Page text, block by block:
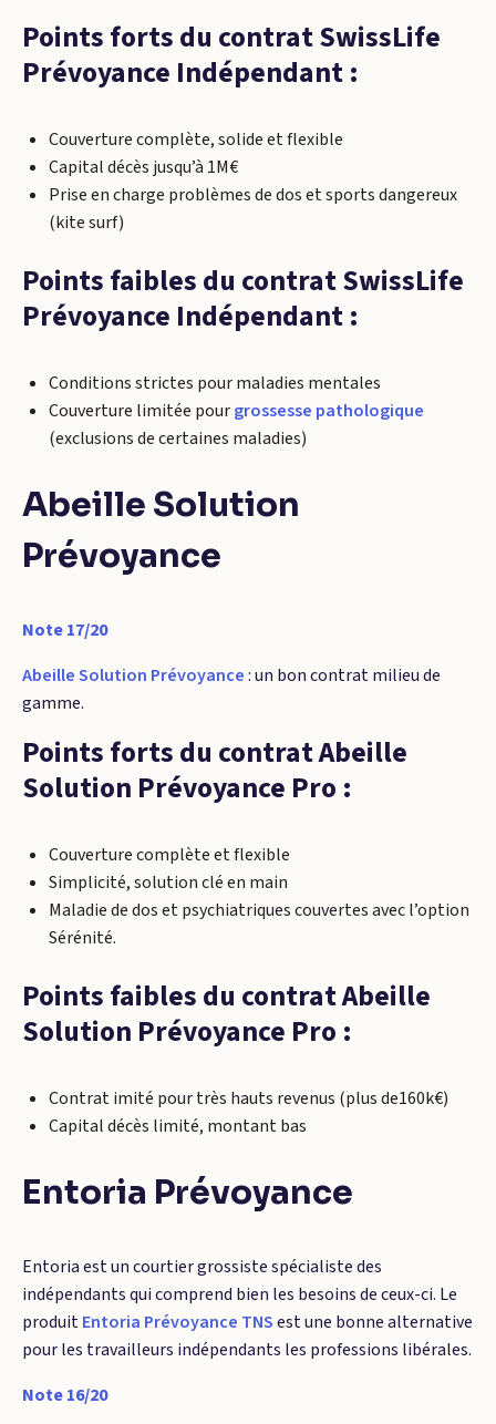
Points forts du contrat SwissLife
Prévoyance Indépendant :
Couverture complète, solide et flexible
Capital décès jusqu’à 1M€
Prise en charge problèmes de dos et sports dangereux
(kite surf)
Points faibles du contrat SwissLife
Prévoyance Indépendant :
Conditions strictes pour maladies mentales
Couverture limitée pourgrossesse pathologique
(exclusions de certaines maladies)
Abeille Solution
Prévoyance
Note 17/20
Abeille Solution Prévoyance: un bon contrat milieu de
gamme.
Points forts du contrat Abeille
Solution Prévoyance Pro :
Couverture complète et flexible
Simplicité, solution clé en main
Maladie de dos et psychiatriques couvertes avec l’option
Sérénité.
Points faibles du contrat Abeille
Solution Prévoyance Pro :
Contrat imité pour très hauts revenus (plus de160k€)
Capital décès limité, montant bas
Entoria Prévoyance
Entoria est un courtier grossiste spécialiste des
indépendants qui comprend bien les besoins de ceux-ci. Le
produitEntoria Prévoyance TNSest une bonne alternative
pour les travailleurs indépendants les professions libérales.
Note 16/20